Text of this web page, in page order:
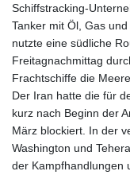
Schiffstracking-
Tanker mit Öl, Gas
nutzte eine südliche
Freitagnachmittag
Frachtschiffe die
Der Iran hatte die für
kurz nach Beginn der
März blockiert. In der
Washington und
der Kampfhandlungen